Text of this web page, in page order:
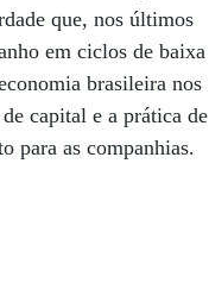
que, nos últimos
em ciclos de baixa
brasileira nos
capital e a prática de
para as companhias.